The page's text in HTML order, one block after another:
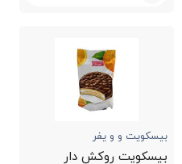
بیسکویت و و یفر
بیسکویت روکش دار